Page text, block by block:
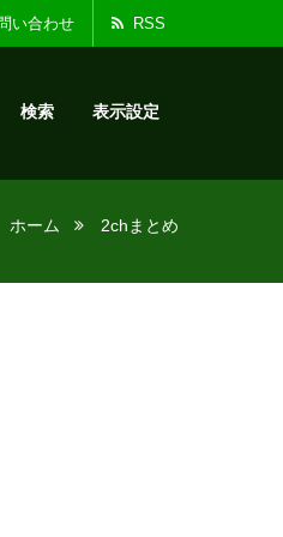
お知らせ :
い合わせ RSS
検索 表示設定
ホーム 2chまとめ